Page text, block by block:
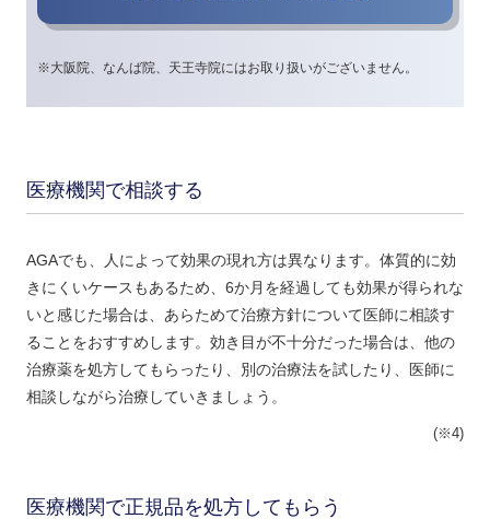
※大阪院、なんば院、天王寺院にはお取り扱いがございません。
医療機関で相談する
AGAでも、人によって効果の現れ方は異なります。体質的に効
きにくいケースもあるため、6か月を経過しても効果が得られな
いと感じた場合は、あらためて治療方針について医師に相談す
ることをおすすめします。効き目が不十分だった場合は、他の
治療薬を処方してもらったり、別の治療法を試したり、医師に
相談しながら治療していきましょう。
(※4)
医療機関で正規品を処方してもらう